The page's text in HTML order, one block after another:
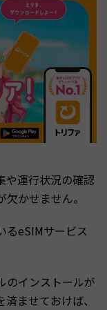
や運行状況の確認
かせません。
るeSIMサービス
のインストールが
ませておけば、